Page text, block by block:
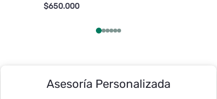
$650.000
Asesoría Personalizada